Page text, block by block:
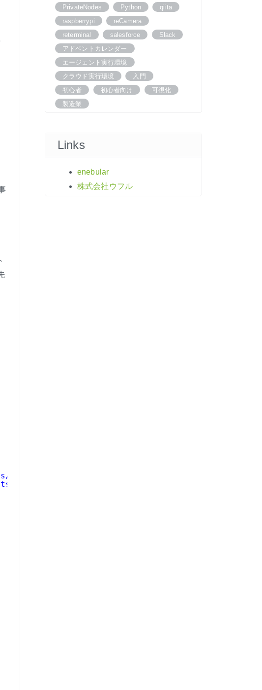
awsiot/assets/covid19.csv'
awsiot/assets/pref.csv'
PrivateNodes
Python
qiita
raspberrypi
reCamera
reterminal
salesforce
Slack
アドベントカレンダー
エージェント実行環境
クラウド実行環境
入門
初心者
初心者向け
可視化
製造業
Links
enebular
株式会社ウフル